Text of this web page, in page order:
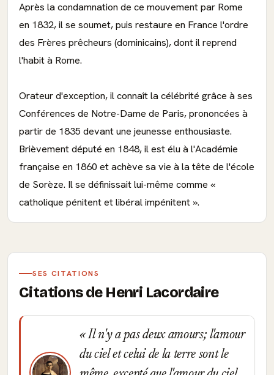
Après la condamnation de ce mouvement par Rome
en 1832, il se soumet, puis restaure en France l'ordre
des Frères prêcheurs (dominicains), dont il reprend
l'habit à Rome.
Orateur d'exception, il connaît la célébrité grâce à ses
Conférences de Notre-Dame de Paris, prononcées à
partir de 1835 devant une jeunesse enthousiaste.
Brièvement député en 1848, il est élu à l'Académie
française en 1860 et achève sa vie à la tête de l'école
de Sorèze. Il se définissait lui-même comme «
catholique pénitent et libéral impénitent ».
SES CITATIONS
Citations de Henri Lacordaire
Il n'y a pas deux amours; l'amour
du ciel et celui de la terre sont le